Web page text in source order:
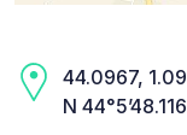
44.0967,
N